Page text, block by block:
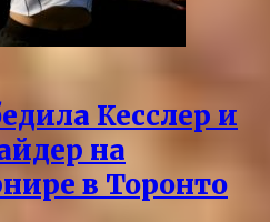
Кесслер и
на
в Торонто